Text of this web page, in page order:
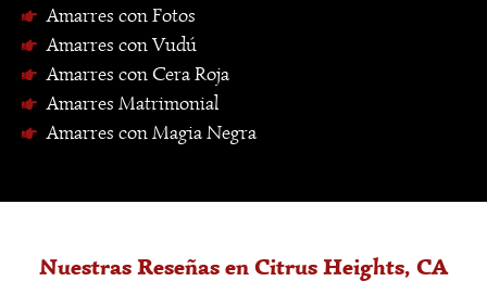
Amarres con Fotos
Amarres con Vudú
Amarres con Cera Roja
Amarres Matrimonial
Amarres con Magia Negra
Nuestras Reseñas en Citrus Heights, CA